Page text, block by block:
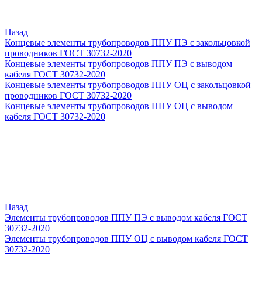
Назад
Концевые элементы трубопроводов ППУ ПЭ с закольцовкой
проводников ГОСТ 30732-2020
Концевые элементы трубопроводов ППУ ПЭ с выводом
кабеля ГОСТ 30732-2020
Концевые элементы трубопроводов ППУ ОЦ с закольцовкой
проводников ГОСТ 30732-2020
Концевые элементы трубопроводов ППУ ОЦ с выводом
кабеля ГОСТ 30732-2020
Назад
Элементы трубопроводов ППУ ПЭ с выводом кабеля ГОСТ
30732-2020
Элементы трубопроводов ППУ ОЦ с выводом кабеля ГОСТ
30732-2020